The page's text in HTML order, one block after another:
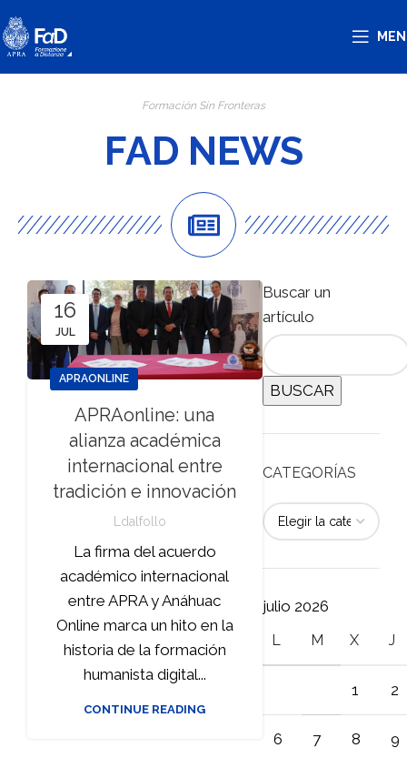
Formación Sin Fronteras
FAD NEWS
16
JUL
APRAONLINE
APRAonline: una
alianza académica
internacional entre
tradición e innovación
Ldalfollo
La firma del acuerdo
académico internacional
entre APRA y Anáhuac
Online marca un hito en la
historia de la formación
humanista digital...
CONTINUE READING
Buscar un
artículo
BUSCAR
CATEGORÍAS
julio 2026
L M X J
1 2
6 7 8 9